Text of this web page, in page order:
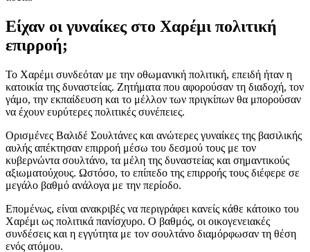
Είχαν οι γυναίκες στο Χαρέμι πολιτική
επιρροή;
Το Χαρέμι συνδεόταν με την οθωμανική πολιτική, επειδή ήταν η
κατοικία της δυναστείας. Ζητήματα που αφορούσαν τη διαδοχή, τον
γάμο, την εκπαίδευση και το μέλλον των πριγκίπων θα μπορούσαν
να έχουν ευρύτερες πολιτικές συνέπειες.
Ορισμένες Βαλιδέ Σουλτάνες και ανώτερες γυναίκες της βασιλικής
αυλής απέκτησαν επιρροή μέσω του δεσμού τους με τον
κυβερνώντα σουλτάνο, τα μέλη της δυναστείας και σημαντικούς
αξιωματούχους. Ωστόσο, το επίπεδο της επιρροής τους διέφερε σε
μεγάλο βαθμό ανάλογα με την περίοδο.
Επομένως, είναι ανακριβές να περιγράφει κανείς κάθε κάτοικο του
Χαρέμι ως πολιτικά πανίσχυρο. Ο βαθμός, οι οικογενειακές
συνδέσεις και η εγγύτητα με τον σουλτάνο διαμόρφωσαν τη θέση
ενός ατόμου.